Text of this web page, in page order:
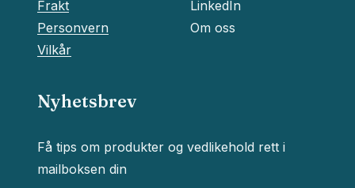
Delsum:
Frakt
Personvern
Vilkår
LinkedIn
Om oss
Nyhetsbrev
Få tips om produkter og vedlikehold rett i
mailboksen din